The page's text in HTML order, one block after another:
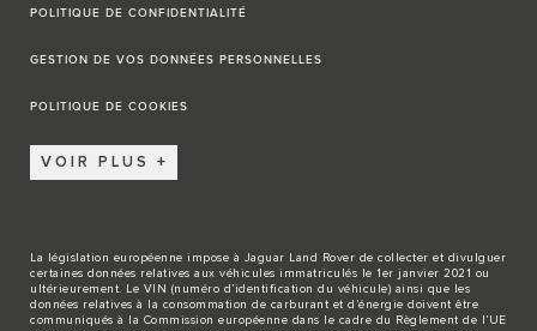
POLITIQUE DE CONFIDENTIALITÉ
GESTION DE VOS DONNÉES PERSONNELLES
POLITIQUE DE COOKIES
VOIR PLUS
La législation européenne impose à Jaguar Land Rover de collecter et divulguer
certaines données relatives aux véhicules immatriculés le 1er janvier 2021 ou
ultérieurement. Le VIN (numéro d’identification du véhicule) ainsi que les
données relatives à la consommation de carburant et d’énergie doivent être
communiqués à la Commission européenne dans le cadre du Règlement de l’UE